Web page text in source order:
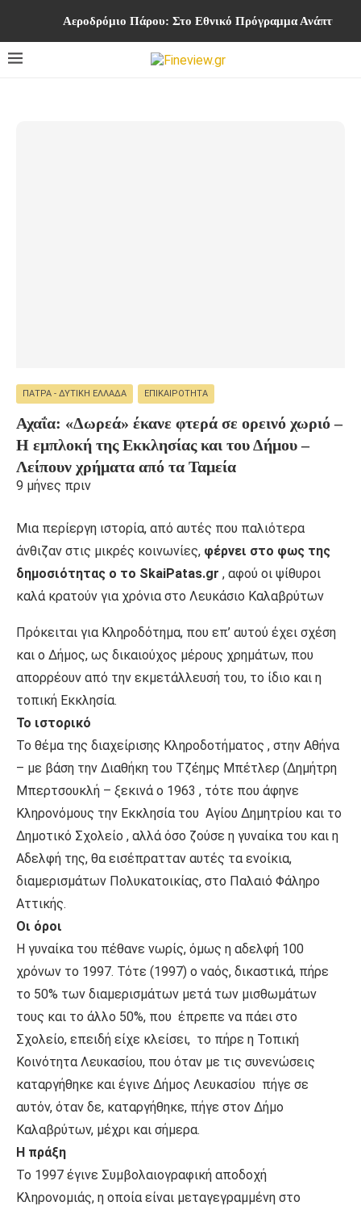
Αεροδρόμιο Πάρου: Στο Εθνικό Πρόγραμμα
ΠΆΤΡΑ - ΔΥΤΙΚΉ ΕΛΛΆΔΑ ΕΠΙΚΑΙΡΌΤΗΤΑ
Αχαΐα: «Δωρεά» έκανε φτερά σε ορεινό χωριό –
Η εμπλοκή της Εκκλησίας και του Δήμου –
Λείπουν χρήματα από τα Ταμεία
9 μήνες πριν
Μια περίεργη ιστορία, από αυτές που παλιότερα
άνθιζαν στις μικρές κοινωνίες, φέρνει στο φως της
δημοσιότητας ο το SkaiPatas.gr , αφού οι ψίθυροι
καλά κρατούν για χρόνια στο Λευκάσιο Καλαβρύτων
Πρόκειται για Κληροδότημα, που επ’ αυτού έχει σχέση
και ο Δήμος, ως δικαιούχος μέρους χρημάτων, που
απορρέουν από την εκμετάλλευσή του, το ίδιο και η
τοπική Εκκλησία.
Το ιστορικό
Το θέμα της διαχείρισης Κληροδοτήματος , στην Αθήνα
– με βάση την Διαθήκη του Τζέημς Μπέτλερ (Δημήτρη
Μπερτσουκλή – ξεκινά ο 1963 , τότε που άφηνε
Κληρονόμους την Εκκλησία του Αγίου Δημητρίου και το
Δημοτικό Σχολείο , αλλά όσο ζούσε η γυναίκα του και η
Αδελφή της, θα εισέπρατταν αυτές τα ενοίκια,
διαμερισμάτων Πολυκατοικίας, στο Παλαιό Φάληρο
Αττικής.
Οι όροι
Η γυναίκα του πέθανε νωρίς, όμως η αδελφή 100
χρόνων το 1997. Τότε (1997) ο ναός, δικαστικά, πήρε
το 50% των διαμερισμάτων μετά των μισθωμάτων
τους και το άλλο 50%, που έπρεπε να πάει στο
Σχολείο, επειδή είχε κλείσει, το πήρε η Τοπική
Κοινότητα Λευκασίου, που όταν με τις συνενώσεις
καταργήθηκε και έγινε Δήμος Λευκασίου πήγε σε
αυτόν, όταν δε, καταργήθηκε, πήγε στον Δήμο
Καλαβρύτων, μέχρι και σήμερα.
Η πράξη
Το 1997 έγινε Συμβολαιογραφική αποδοχή
Κληρονομιάς, η οποία είναι μεταγεγραμμένη στο